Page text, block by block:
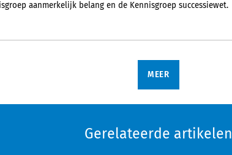
aanmerkelijk belang en de Kennisgroep successiewet.
MEER
Gerelateerde artikelen